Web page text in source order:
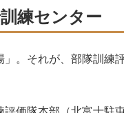
練センター
。それが、部隊訓練